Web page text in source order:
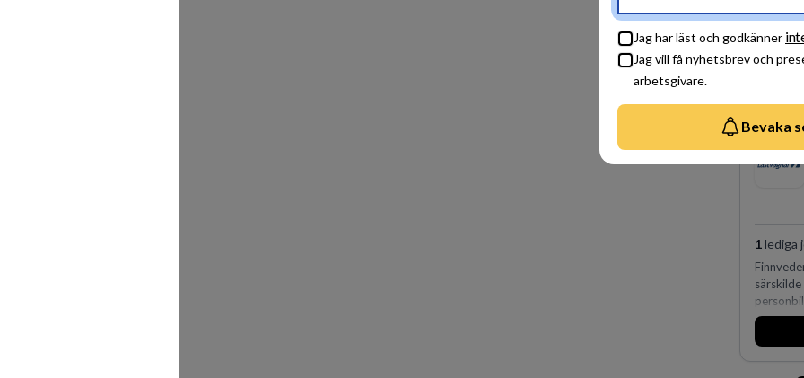
Jag har läst och godkänner
Jag vill få nyhetsbrev och
arbetsgivare.
Bevaka
1lediga
man